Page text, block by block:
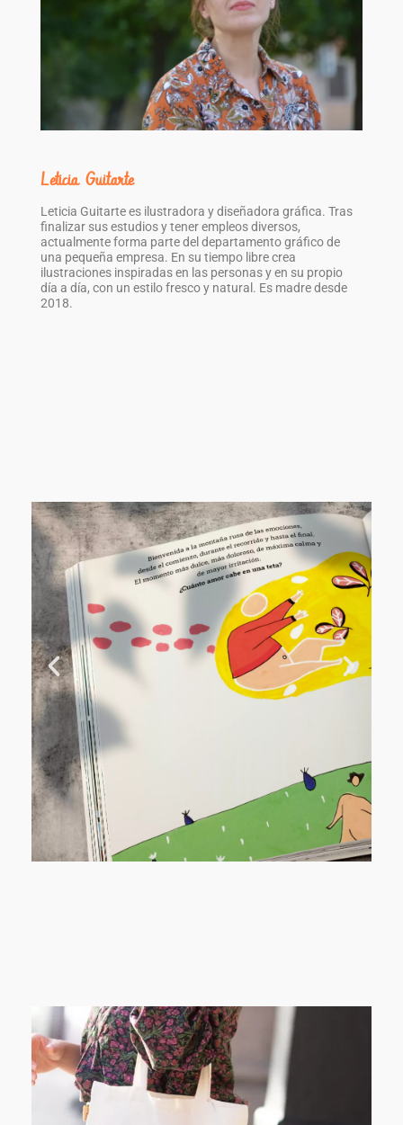
Leticia Guitarte
Leticia Guitarte es ilustradora y diseñadora gráfica. Tras
finalizar sus estudios y tener empleos diversos,
actualmente forma parte del departamento gráfico de
una pequeña empresa. En su tiempo libre crea
ilustraciones inspiradas en las personas y en su propio
día a día, con un estilo fresco y natural. Es madre desde
2018.